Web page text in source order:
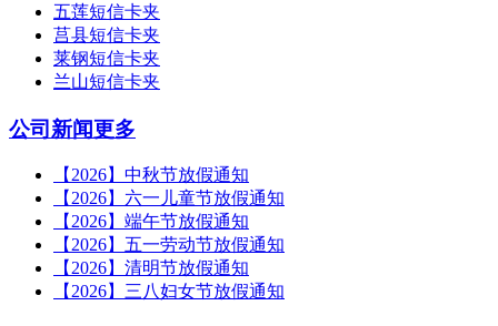
五莲短信卡夹
莒县短信卡夹
莱钢短信卡夹
兰山短信卡夹
公司新闻更多
【2026】中秋节放假通知
【2026】六一儿童节放假通知
【2026】端午节放假通知
【2026】五一劳动节放假通知
【2026】清明节放假通知
【2026】三八妇女节放假通知